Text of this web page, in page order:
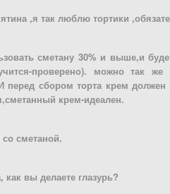
,я так люблю тортики
сметану 30% и выше,и
проверено). можно так
перед сбором торта крем
крем-идеален.
сметаной.
вы делаете глазурь?